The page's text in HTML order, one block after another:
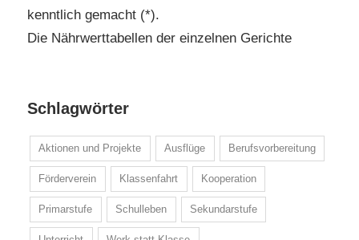
kenntlich gemacht (*).
Die Nährwerttabellen der einzelnen Gerichte
Schlagwörter
Aktionen und Projekte Ausflüge Berufsvorbereitung
Förderverein Klassenfahrt Kooperation
Primarstufe Schulleben Sekundarstufe